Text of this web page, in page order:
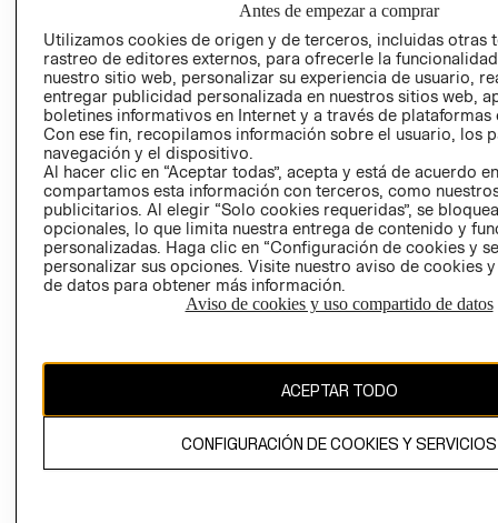
PROGRAMA DE
TRANSPARENCIA
Y ÉTICA (INGLÉS)
DE INDUSTRIA Y
COMERCIO - SIC
PETICIONES
QUEJAS Y
RECLAMOS
Colombia ($)
El contenido de esta página web está protegido por copyright y es
Antes de empezar a comprar
Utilizamos cookies de origen y de terceros, incluidas otras
rastreo de editores externos, para ofrecerle la
nuestro sitio web, personalizar su experiencia de usuario,
entregar publicidad personalizada en nuestros sitios web,
boletines informativos en Internet y a través de plataformas
Con ese fin, recopilamos información sobre el usuario, los
navegación y el dispositivo.
Al hacer clic en “Aceptar todas”, acepta y está de acuerdo
compartamos esta información con terceros, como
publicitarios. Al elegir “Solo cookies requeridas”, se
opcionales, lo que limita nuestra entrega de contenido y
personalizadas. Haga clic en “Configuración de cookies y
personalizar sus opciones. Visite nuestro aviso de cookies
de datos para obtener más información.
Aviso de cookies y uso compartido de datos
ACEPTAR TODO
CONFIGURACIÓN DE COOKIES Y SERVICIOS